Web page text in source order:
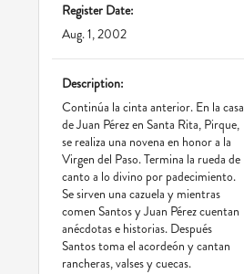
Register Date:
Aug. 1, 2002
Description:
Continúa la cinta anterior. En la casa
de Juan Pérez en Santa Rita, Pirque,
se realiza una novena en honor a la
Virgen del Paso. Termina la rueda de
canto a lo divino por padecimiento.
Se sirven una cazuela y mientras
comen Santos y Juan Pérez cuentan
anécdotas e historias. Después
Santos toma el acordeón y cantan
rancheras, valses y cuecas.